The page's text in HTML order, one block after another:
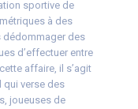
sportive de
à des
dédommager des
d’effectuer entre
affaire, il s’agit
qui verse des
joueuses de